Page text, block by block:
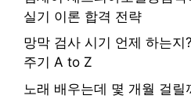
실기 이론 합격 전략
망막 검사 시기 언제 하는지
주기 A to Z
노래 배우는데 몇 개월 걸